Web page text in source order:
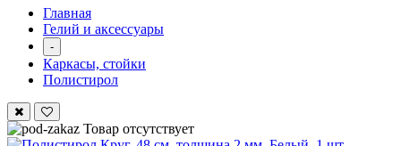
Главная
Гелий и аксессуары
-
Каркасы, стойки
Полистирол
Товар отсутствует